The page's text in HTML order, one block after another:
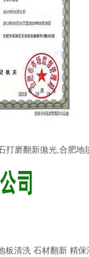
磨翻新拋光,合肥地
板清洗 石材翻新 精保